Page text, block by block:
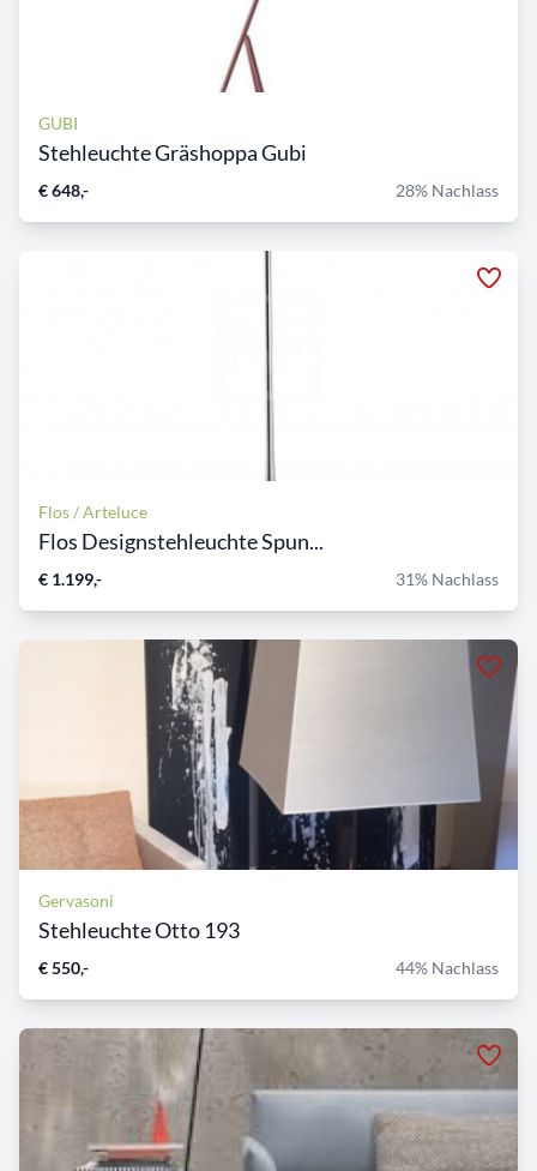
GUBI
Stehleuchte Gräshoppa Gubi
€ 648,- 28% Nachlass
Flos / Arteluce
Flos Designstehleuchte Spun...
€ 1.199,- 31% Nachlass
Gervasoni
Stehleuchte Otto 193
€ 550,- 44% Nachlass